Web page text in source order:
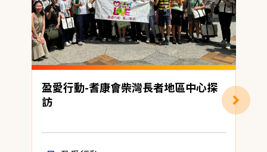
盈愛行動-耆康會柴灣長者地區中心探
訪